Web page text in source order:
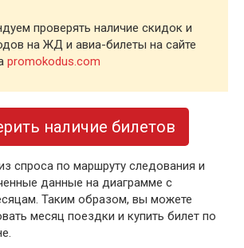
проверять наличие скидок и
на ЖД и авиа-билеты на сайте
promokodus.com
наличие билетов
спроса по маршруту следования и
данные на диаграмме с
Таким образом, вы можете
месяц поездки и купить билет по